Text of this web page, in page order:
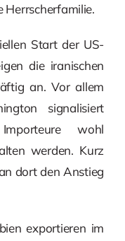
Herrscherfamilie.
Start der US-
die iranischen
an. Vor allem
signalisiert
wohl
werden. Kurz
dort den Anstieg
exportieren im